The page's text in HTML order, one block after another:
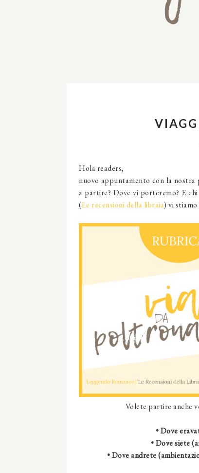
Hola readers,
nuovo appuntamento con la
a partire? Dove vi porteremo? E
(Le recensioni della libraia) vi
Volete partire anche
• Dove
• Dove siete
• Dove andrete